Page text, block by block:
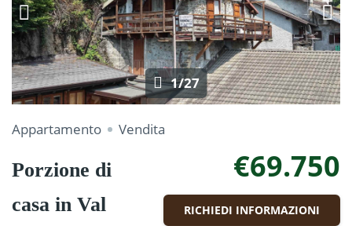
1/27
Appartamento Vendita
Porzione di
casa in Val
€69.750
RICHIEDI INFORMAZIONI